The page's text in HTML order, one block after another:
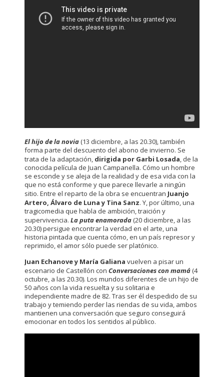
El hijo de la novia (13 diciembre, a las 20.30), también
forma parte del descuento del abono de invierno. Se
trata de la adaptación, dirigida por Garbi Losada, de la
conocida película de Juan Campanella. Cómo un hombre
se esconde y se aleja de la realidad y de esa vida con la
que no está conforme y que parece llevarle a ningún
sitio. Entre el reparto de la obra se encuentran Juanjo
Artero, Álvaro de Luna y Tina Sanz. Y, por último, una
tragicomedia que habla de ambición, traición y
supervivencia. La puta enamorada (20 diciembre, a las
20.30) persigue encontrar la verdad en el arte, una
historia pintada que cuenta cómo, en un país represor y
reprimido, el amor sólo puede ser platónico.
Juan Echanove y María Galiana vuelven a pisar un
escenario de Castellón con Conversaciones con mamá (4
octubre, a las 20.30). Los mundos diferentes de un hijo de
50 años con la vida resuelta y su solitaria e
independiente madre de 82. Tras ser él despedido de su
trabajo y temiendo perder las riendas de su vida, ambos
mantienen una conversación que seguro conseguirá
emocionar en todos los sentidos al público.